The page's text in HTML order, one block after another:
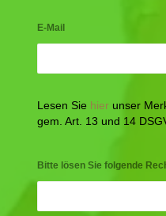
E-Mail
Lesen Sie hier unser
gem. Art. 13 und 14
Bitte lösen Sie folgende